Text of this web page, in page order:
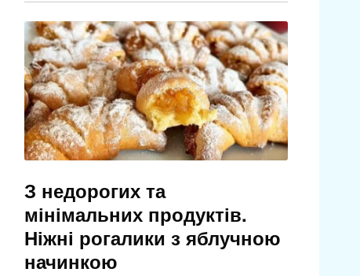
З недорогих та
мінімальних продуктів.
Ніжні рогалики з яблучною
начинкою